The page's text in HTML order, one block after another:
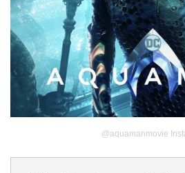
@aquamanmovie